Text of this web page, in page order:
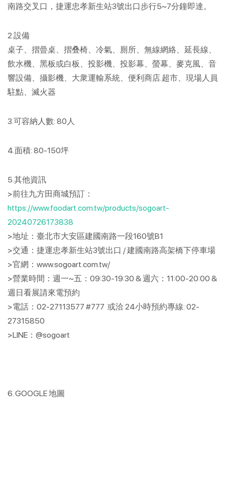
南路交叉口，捷運忠孝新生站3號出口步行5~7分鐘即達。
2.設備
桌子、摺曡桌、摺叠椅、冷氣、厠所、無線網絡、延長線、
飲水機、黑板或白板、投影機、投影幕、螢幕、麥克風、音
響設備、攝影機、大衆運輸系統、便利商店.超市、現場人員
駐點、滅火器
3.可容納人數: 80人
4.面積: 80-150坪
5.其他資訊
>前往九方田商城預訂：
https://www.foodart.com.tw/products/sogoart-
20240726173838
>地址：臺北市大安區建國南路一段160號B1
>交通：捷運忠孝新生站3號出口 / 建國南路高架橋下停車場
>官網：www.sogoart.com.tw/
>營業時間：週一~五：09:30-19:30 & 週六：11:00-20:00 &
週日看展請來電預約
>電話：02-27113577 #777 或洽 24小時預約專線: 02-
27315850
>LINE：@sogoart
6. GOOGLE 地圖